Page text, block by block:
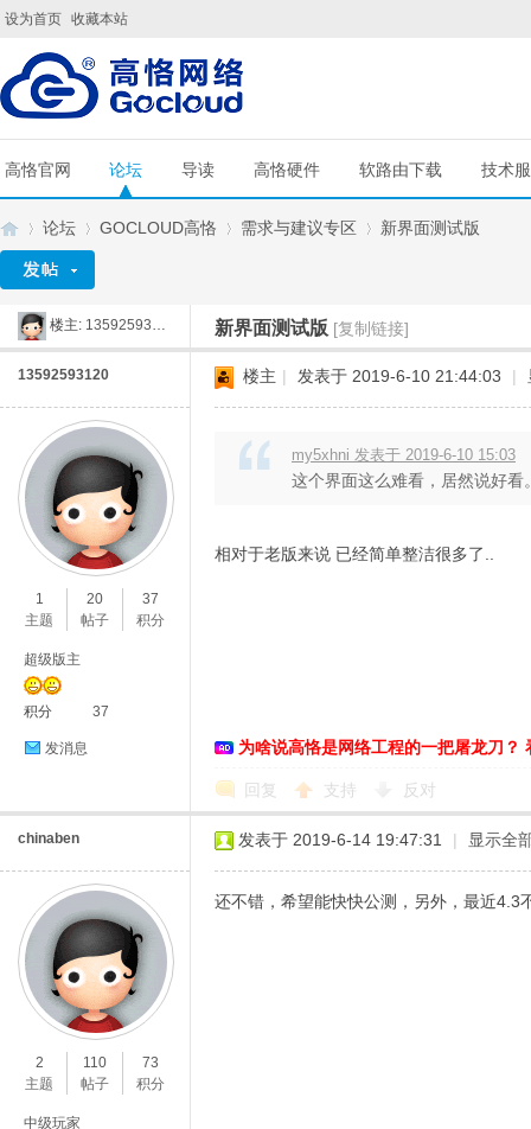
设为首页 收藏本站
高恪官网 论坛 导读 高恪硬件 软路由下载 技术
»
论坛
›
GOCLOUD高恪
›
需求与建议专区
›
新界面测试版
楼主: 13592593120 新界面测试版 [复制链接]
13592593120
1
主题
20
帖子
37
积分
超级版主
积分 37
发消息
楼主 | 发表于 2019-6-10 21:44:03 |
my5xhni 发表于 2019-6-10 15:03
这个界面这么难看，居然说好看
相对于老版来说 已经简单整洁很多了..
为啥说高恪是网络工程的一把屠龙刀？
回复 支持 反对
chinaben
2
主题
110
帖子
73
积分
中级玩家
发表于 2019-6-14 19:47:31 | 显示全
还不错，希望能快快公测，另外，最近4.3